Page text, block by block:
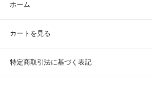
ホーム
カートを見る
特定商取引法に基づく表記